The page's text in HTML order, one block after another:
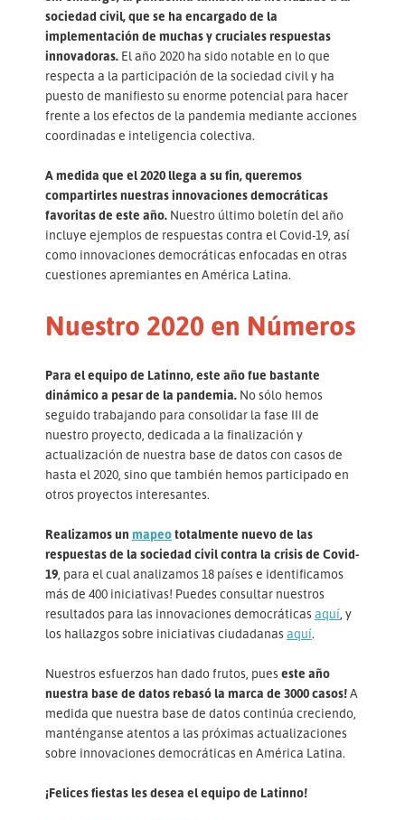
sociedad civil, que se ha encargado de la
implementación de muchas y cruciales respuestas
innovadoras. El año 2020 ha sido notable en lo que
respecta a la participación de la sociedad civil y ha
puesto de manifiesto su enorme potencial para hacer
frente a los efectos de la pandemia mediante acciones
coordinadas e inteligencia colectiva.
A medida que el 2020 llega a su fin, queremos
compartirles nuestras innovaciones democráticas
favoritas de este año. Nuestro último boletín del año
incluye ejemplos de respuestas contra el Covid-19, así
como innovaciones democráticas enfocadas en otras
cuestiones apremiantes en América Latina.
Nuestro 2020 en Números
Para el equipo de Latinno, este año fue bastante
dinámico a pesar de la pandemia. No sólo hemos
seguido trabajando para consolidar la fase III de
nuestro proyecto, dedicada a la finalización y
actualización de nuestra base de datos con casos de
hasta el 2020, sino que también hemos participado en
otros proyectos interesantes.
Realizamos un mapeototalmente nuevo de las
respuestas de la sociedad civil contra la crisis de Covid-
19 , para el cual analizamos 18 países e identificamos
más de 400 iniciativas! Puedes consultar nuestros
resultados para las innovaciones democráticasaquí , y
los hallazgos sobre iniciativas ciudadanasaquí.
Nuestros esfuerzos han dado frutos, pueseste año
nuestra base de datos rebasó la marca de 3000 casos!A
medida que nuestra base de datos continúa creciendo,
manténganse atentos a las próximas actualizaciones
sobre innovaciones democráticas en América Latina.
¡Felices fiestas les desea el equipo de Latinno!